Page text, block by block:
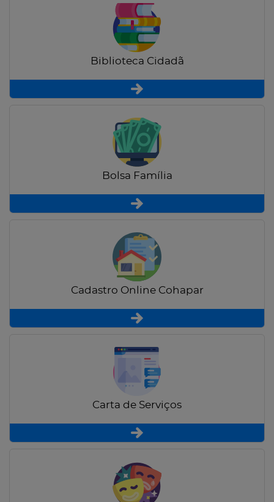
Biblioteca Cidadã
Bolsa Família
Cadastro Online Cohapar
Carta de Serviços